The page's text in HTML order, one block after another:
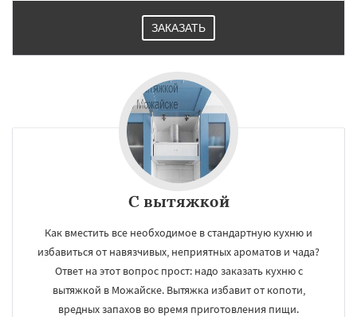
ЗАКАЗАТЬ
С вытяжкой
Как вместить все необходимое в стандартную кухню и
избавиться от навязчивых, неприятных ароматов и чада?
Ответ на этот вопрос прост: надо заказать кухню с
вытяжкой в Можайске. Вытяжка избавит от копоти,
вредных запахов во время приготовления пищи.